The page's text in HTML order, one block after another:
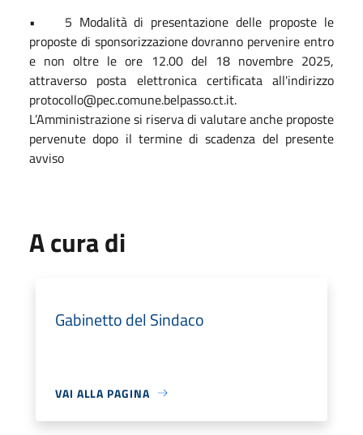
• 5 Modalità di presentazione delle proposte le
proposte di sponsorizzazione dovranno pervenire entro
e non oltre le ore 12.00 del 18 novembre 2025,
attraverso posta elettronica certificata all'indirizzo
protocollo@pec.comune.belpasso.ct.it.
L’Amministrazione si riserva di valutare anche proposte
pervenute dopo il termine di scadenza del presente
avviso
A cura di
Gabinetto del Sindaco
VAI ALLA PAGINA